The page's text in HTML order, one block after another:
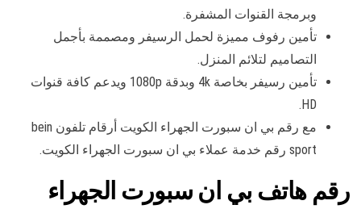
وبرمجة القنوات المشفرة.
تأمين رفوف مميزة لحمل الرسيفر ومصممة بأجمل
التصاميم لتلائم المنزل.
تأمين رسيفر بخاصة 4k وبدقة 1080p ويدعم كافة قنوات
HD.
مع رقم بي ان سبورت الجهراء الكويت أرقام تلفون bein
sport رقم خدمة عملاء بي ان سبورت الجهراء الكويت.
رقم هاتف بي ان سبورت الجهراء